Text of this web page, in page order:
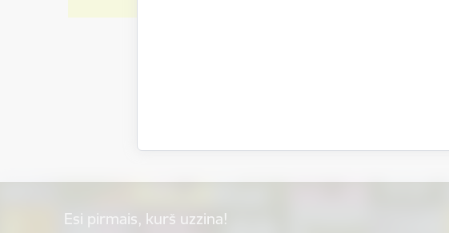
Esi pirmais, kurš uzzina!